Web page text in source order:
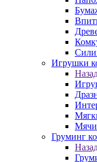
Игрушки
Груминг